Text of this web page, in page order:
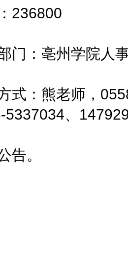
：亳州学院人
：熊老师，
5337034、
。